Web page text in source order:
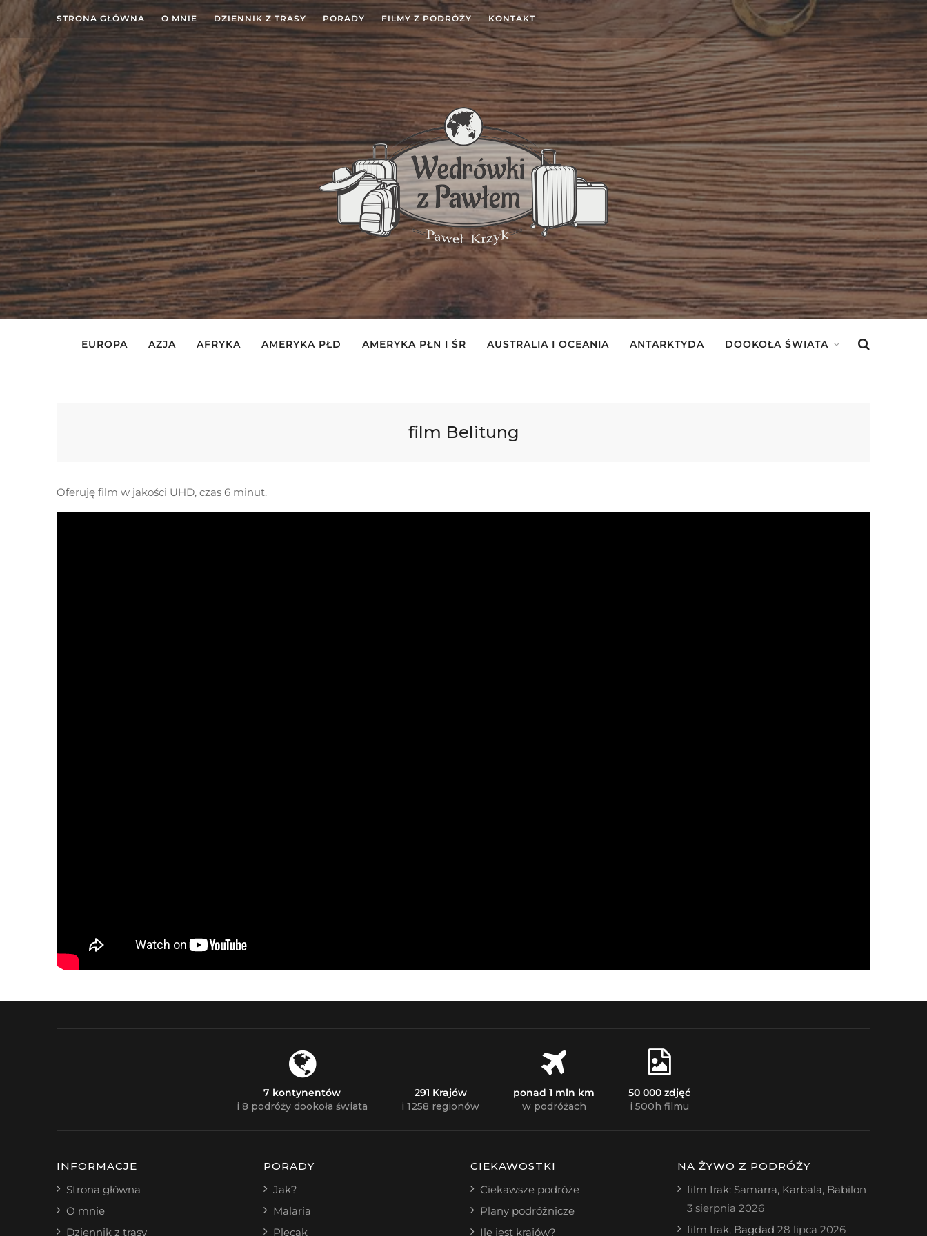
STRONA GŁÓWNA O MNIE DZIENNIK Z TRASY PORADY FILMY Z PODRÓŻY KONTAKT
EUROPA AZJA AFRYKA AMERYKA PŁD AMERYKA PŁN I ŚR AUSTRALIA I OCEANIA ANTARKTYDA DOOKOŁA ŚWIATA
film Belitung
Oferuję film w jakości UHD, czas 6 minut.
7 kontynentów
i 8 podróży dookoła świata
291 Krajów
i 1258 regionów
ponad 1 mln km
w podróżach
50 000 zdjęć
i 500h filmu
INFORMACJE
Strona główna
O mnie
Dziennik z trasy
PORADY
Jak?
Malaria
Plecak
CIEKAWOSTKI
Ciekawsze podróże
Plany podróżnicze
Ile jest krajów?
NA ŻYWO Z PODRÓŻY
film Irak: Samarra, Karbala, Babilon
3 sierpnia 2026
film Irak, Bagdad 28 lipca 2026